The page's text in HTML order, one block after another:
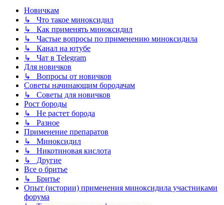
Новичкам
↳ Что такое миноксидил
↳ Как применять миноксидил
↳ Частые вопросы по применению миноксидила
↳ Канал на ютубе
↳ Чат в Telegram
Для новичков
↳ Вопросы от новичков
Советы начинающим бородачам
↳ Советы для новичков
Рост бороды
↳ Не растет борода
↳ Разное
Применение препаратов
↳ Миноксидил
↳ Никотиновая кислота
↳ Другие
Все о бритье
↳ Бритье
Опыт (истории) применения миноксидила участниками
форума